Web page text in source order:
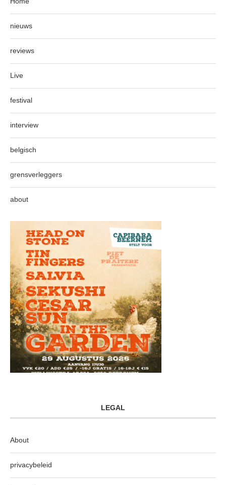
nieuws
reviews
Live
festival
interview
belgisch
grensverleggers
about
LEGAL
About
privacybeleid